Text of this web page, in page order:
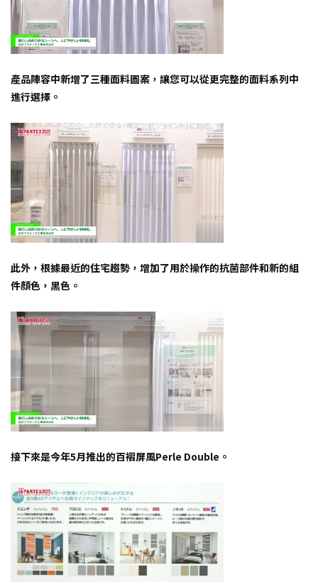
產品陣容中新增了三種面料圖案，讓您可以從更完整的面料系列中
進行選擇。
此外，根據最近的住宅趨勢，增加了用於操作的抗菌部件和新的組
件顏色，黑色。
接下來是今年5月推出的百褶屏風Perle Double。